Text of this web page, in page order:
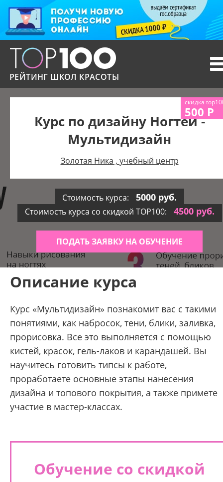
РЕЙТИНГ ШКОЛ КРАСОТЫ
скидка
500 Р
Курс по дизайну Ногтей -
Мультидизайн
Золотая Ника , учебный центр
Стоимость курса: 5000 руб.
Стоимость курса со скидкой TOP100: 4500 руб.
ПОДАТЬ ЗАЯВКУ НА ОБУЧЕНИЕ
Описание курса
Курс «Мультидизайн» познакомит вас с такими
понятиями, как набросок, тени, блики, заливка,
прорисовка. Все это выполняется с помощью
кистей, красок, гель-лаков и карандашей. Вы
научитесь готовить типсы к работе,
проработаете основные этапы нанесения
дизайна и топового покрытия, а также примете
участие в мастер-классах.
Обучение со скидкой